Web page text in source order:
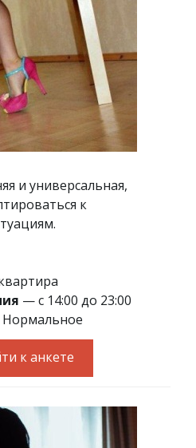
и универсальная,
к
— с 14:00 до 23:00
к анкете